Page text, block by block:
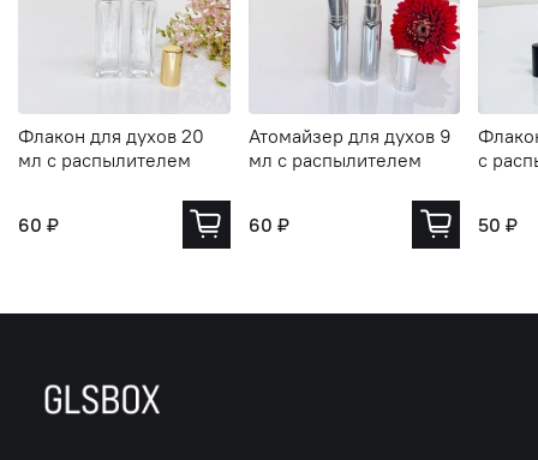
Флакон для духов 20
мл с распылителем
60 ₽
Атомайзер для духов 9
мл с распылителем
60 ₽
с
50 ₽